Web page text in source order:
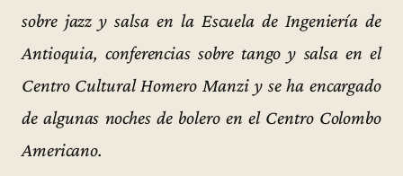
sobre jazz y salsa en la Escuela de Ingeniería de
Antioquia, conferencias sobre tango y salsa en el
Centro Cultural Homero Manzi y se ha encargado
de algunas noches de bolero en el Centro Colombo
Americano.